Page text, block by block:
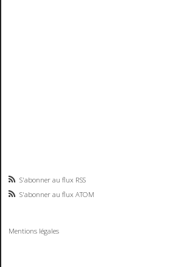
S'abonner au flux RSS
S'abonner au flux ATOM
Mentions légales